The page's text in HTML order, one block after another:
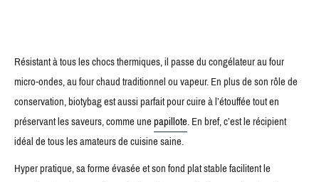
Résistant à tous les chocs thermiques, il passe du congélateur au four
micro-ondes, au four chaud traditionnel ou vapeur. En plus de son rôle de
conservation, biotybag est aussi parfait pour cuire à l’étouffée tout en
préservant les saveurs, comme unepapillote. En bref, c’est le récipient
idéal de tous les amateurs de cuisine saine.
Hyper pratique, sa forme évasée et son fond plat stable facilitent le